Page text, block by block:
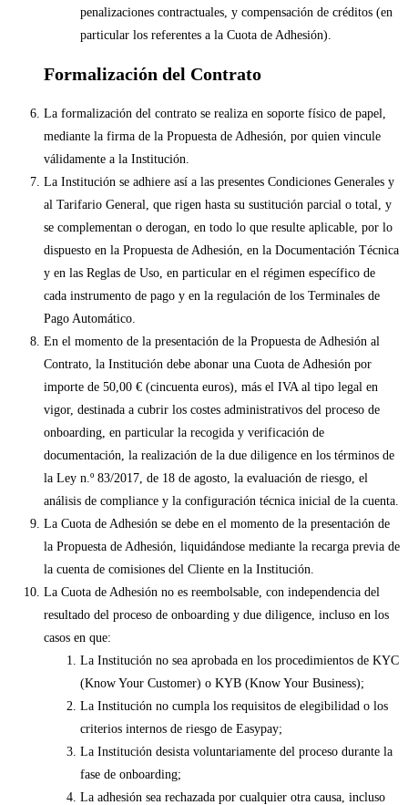
penalizaciones contractuales, y compensación de créditos (en
particular los referentes a la Cuota de Adhesión).
Formalización del Contrato
La formalización del contrato se realiza en soporte físico de papel,
mediante la firma de la Propuesta de Adhesión, por quien vincule
válidamente a la Institución.
La Institución se adhiere así a las presentes Condiciones Generales y
al Tarifario General, que rigen hasta su sustitución parcial o total, y
se complementan o derogan, en todo lo que resulte aplicable, por lo
dispuesto en la Propuesta de Adhesión, en la Documentación Técnica
y en las Reglas de Uso, en particular en el régimen específico de
cada instrumento de pago y en la regulación de los Terminales de
Pago Automático.
En el momento de la presentación de la Propuesta de Adhesión al
Contrato, la Institución debe abonar una Cuota de Adhesión por
importe de 50,00 € (cincuenta euros), más el IVA al tipo legal en
vigor, destinada a cubrir los costes administrativos del proceso de
onboarding, en particular la recogida y verificación de
documentación, la realización de la due diligence en los términos de
la Ley n.º 83/2017, de 18 de agosto, la evaluación de riesgo, el
análisis de compliance y la configuración técnica inicial de la cuenta.
La Cuota de Adhesión se debe en el momento de la presentación de
la Propuesta de Adhesión, liquidándose mediante la recarga previa de
la cuenta de comisiones del Cliente en la Institución.
La Cuota de Adhesión no es reembolsable, con independencia del
resultado del proceso de onboarding y due diligence, incluso en los
casos en que:
La Institución no sea aprobada en los procedimientos de KYC
(Know Your Customer) o KYB (Know Your Business);
La Institución no cumpla los requisitos de elegibilidad o los
criterios internos de riesgo de Easypay;
La Institución desista voluntariamente del proceso durante la
fase de onboarding;
La adhesión sea rechazada por cualquier otra causa, incluso